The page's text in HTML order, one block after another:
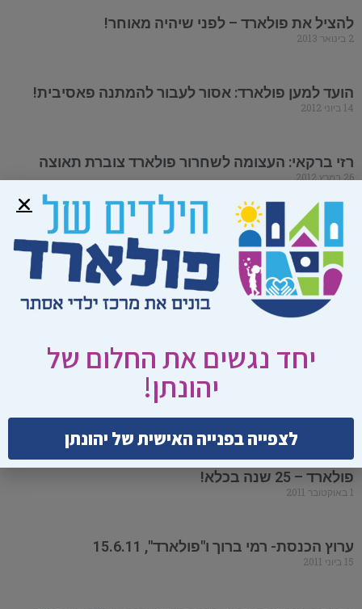
להציל את פולארד – לפני שיהיה מאוחר!
2 בינואר 2013
הועד למען פולארד: אסור לעבור להמתנה פאסיבית!
14 ביוני 2012
רזי ברקאי: העצומה לשחרור פולארד צוברת תאוצה
26 במרץ 2012
בכירי ארה"ב קוראים לשחרור פולארד לאחר 25 שנים
בכלא (English)
22 בפברואר 2012
המשפחות השכולות לפרס: העבר המסר לאובמה.
אהרון ברנע: היהודים דרשו מביידן לשחרר את פולארד
מכל גווני הציבור קוראים לקחת אחריות לשחרור
פולארד – 25 שנה בכלא!
1 באוקטובר 2011
ערוץ הכנסת- רמי ברוך ו"פולארד", 15.6.11
15 ביוני 2011
יחד נגשים את החלום של
יהונתן!
לצפייה בפנייה האישית של יהונתן